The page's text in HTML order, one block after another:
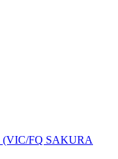
(VIC/FQ SAKURA